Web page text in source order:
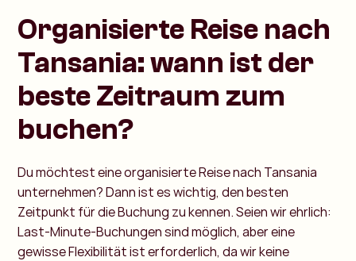
Organisierte Reise nach
Tansania: wann ist der
beste Zeitraum zum
buchen?
Du möchtest eine organisierte Reise nach Tansania
unternehmen? Dann ist es wichtig, den besten
Zeitpunkt für die Buchung zu kennen. Seien wir ehrlich:
Last-Minute-Buchungen sind möglich, aber eine
gewisse Flexibilität ist erforderlich, da wir keine